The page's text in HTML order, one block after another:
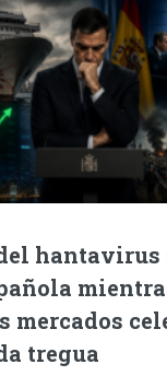
hantavirus
mercados
tregua